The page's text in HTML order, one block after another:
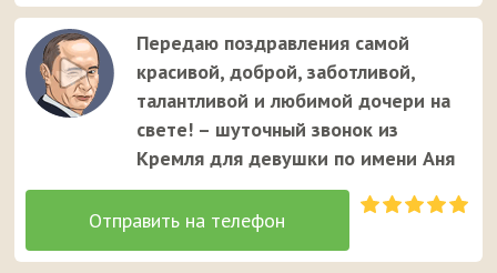
Передаю поздравления самой
красивой, доброй, заботливой,
талантливой и любимой дочери на
свете! – шуточный звонок из
Кремля для девушки по имени Аня